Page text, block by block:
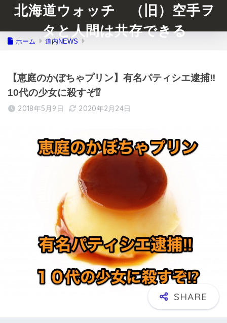
北海道ウォッチ （旧）空手ヲ
タと人間は共存できる
ホーム 道内NEWS
【恵庭のかぼちゃプリン】有名パティシエ逮捕‼︎
10代の少女に殺すぞ⁉︎
2018年5月9日 2020年2月24日